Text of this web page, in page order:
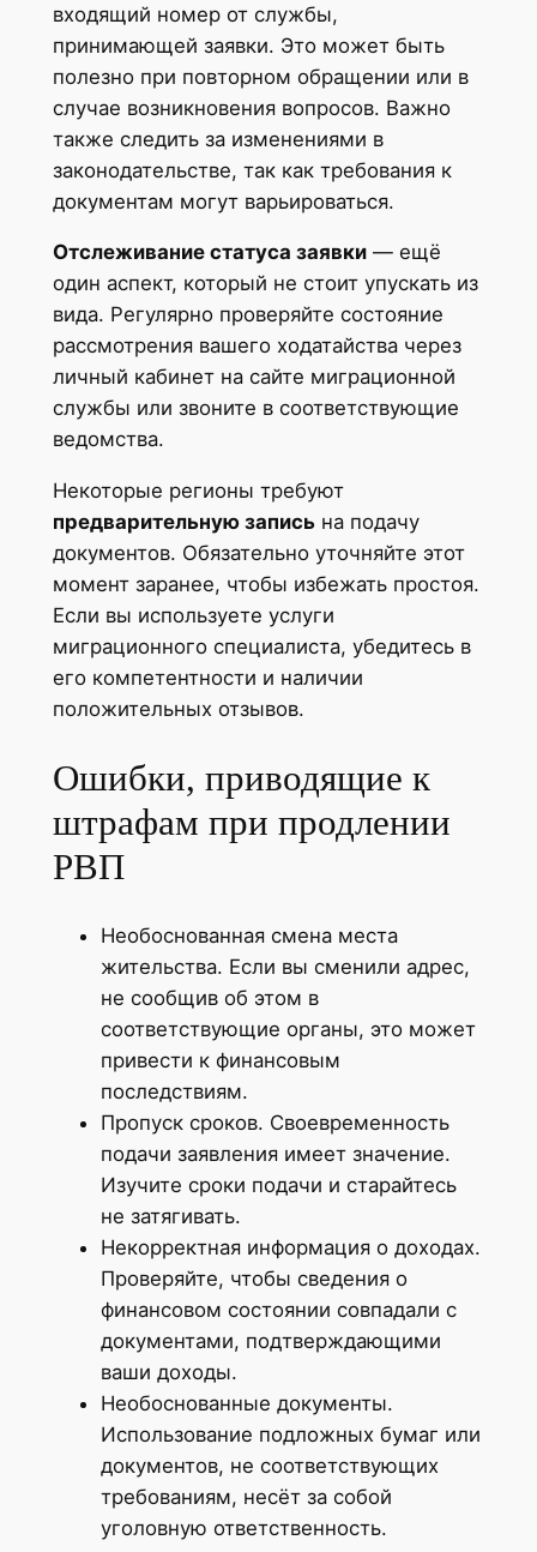
входящий номер от службы,
принимающей заявки. Это может быть
полезно при повторном обращении или в
случае возникновения вопросов. Важно
также следить за изменениями в
законодательстве, так как требования к
документам могут варьироваться.
Отслеживание статуса заявки— ещё
один аспект, который не стоит упускать из
вида. Регулярно проверяйте состояние
рассмотрения вашего ходатайства через
личный кабинет на сайте миграционной
службы или звоните в соответствующие
ведомства.
Некоторые регионы требуют
предварительную записьна подачу
документов. Обязательно уточняйте этот
момент заранее, чтобы избежать простоя.
Если вы используете услуги
миграционного специалиста, убедитесь в
его компетентности и наличии
положительных отзывов.
Ошибки, приводящие к
штрафам при продлении
РВП
Необоснованная смена места
жительства. Если вы сменили адрес,
не сообщив об этом в
соответствующие органы, это может
привести к финансовым
последствиям.
Пропуск сроков. Своевременность
подачи заявления имеет значение.
Изучите сроки подачи и старайтесь
не затягивать.
Некорректная информация о доходах.
Проверяйте, чтобы сведения о
финансовом состоянии совпадали с
документами, подтверждающими
ваши доходы.
Необоснованные документы.
Использование подложных бумаг или
документов, не соответствующих
требованиям, несёт за собой
уголовную ответственность.